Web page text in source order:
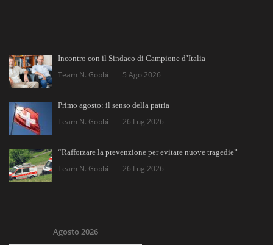
Incontro con il Sindaco di Campione d’Italia
Team N. Gobbi 5 Ago 2026
Primo agosto: il senso della patria
Team N. Gobbi 26 Lug 2026
“Rafforzare la prevenzione per evitare nuove tragedie”
Team N. Gobbi 26 Lug 2026
Agosto 2026